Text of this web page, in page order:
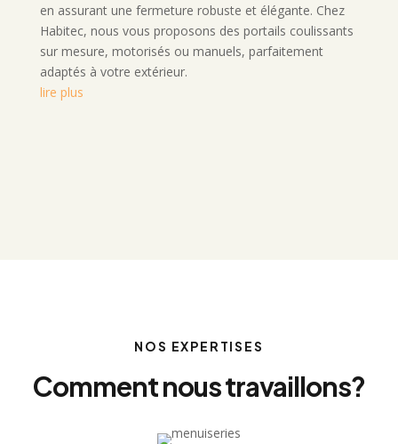
en assurant une fermeture robuste et élégante. Chez
Habitec, nous vous proposons des portails coulissants
sur mesure, motorisés ou manuels, parfaitement
adaptés à votre extérieur.
lire plus
NOS EXPERTISES
Comment nous travaillons?